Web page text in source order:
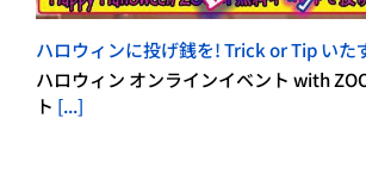
ハロウィンに投げ銭を! Trick or Tip いた
ハロウィン オンラインイベント with
ト [...]